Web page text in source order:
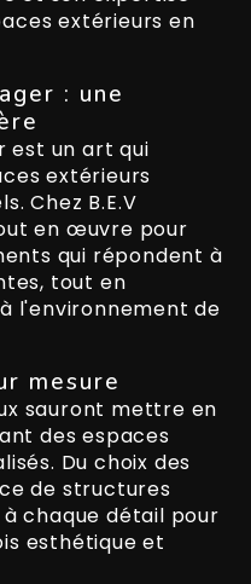
extérieurs en
: une
est un art qui
extérieurs
Chez B.E.V
en œuvre pour
qui répondent à
tout en
l'environnement de
mesure
sauront mettre en
des espaces
Du choix des
de structures
chaque détail pour
esthétique et